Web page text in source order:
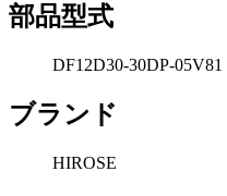
部品型式
DF12D30-30DP-05V81
ブランド
HIROSE